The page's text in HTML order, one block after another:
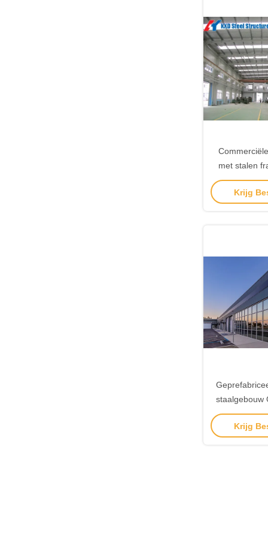
met stalen
installatie,
Krijg
staalgebouw
lichtstaal
Krijg